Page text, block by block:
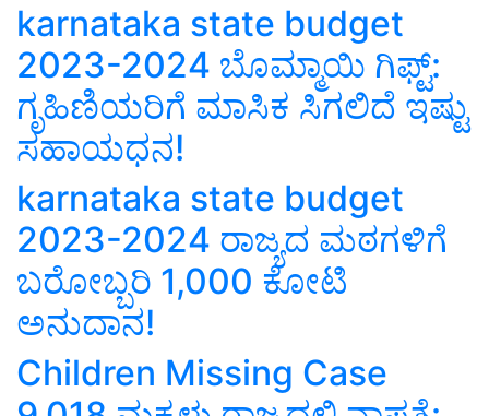
karnataka state budget
2023-2024 ಬೊಮ್ಮಾಯಿ ಗಿಫ್ಟ್‌:
ಗೃಹಿಣಿಯರಿಗೆ ಮಾಸಿಕ ಸಿಗಲಿದೆ ಇಷ್ಟು
ಸಹಾಯಧನ!
karnataka state budget
2023-2024 ರಾಜ್ಯದ ಮಠಗಳಿಗೆ
ಬರೋಬ್ಬರಿ 1,000 ಕೋಟಿ
ಅನುದಾನ!
Children Missing Case